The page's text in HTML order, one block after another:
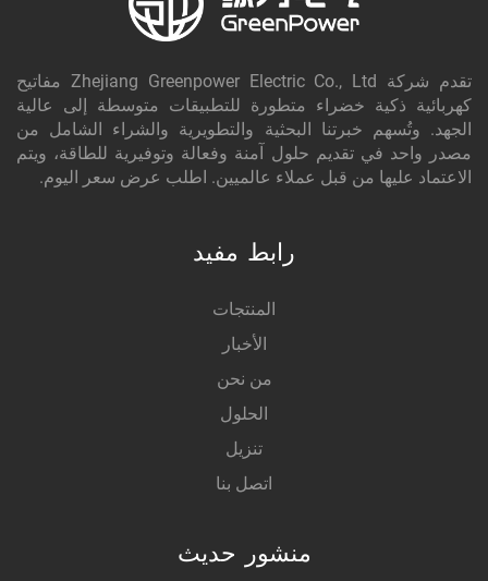
تقدم شركة Zhejiang Greenpower Electric Co., Ltd مفاتيح
كهربائية ذكية خضراء متطورة للتطبيقات متوسطة إلى عالية
الجهد. وتُسهم خبرتنا البحثية والتطويرية والشراء الشامل من
مصدر واحد في تقديم حلول آمنة وفعالة وتوفيرية للطاقة، ويتم
الاعتماد عليها من قبل عملاء عالميين. اطلب عرض سعر اليوم.
رابط مفيد
المنتجات
الأخبار
من نحن
الحلول
تنزيل
اتصل بنا
منشور حديث